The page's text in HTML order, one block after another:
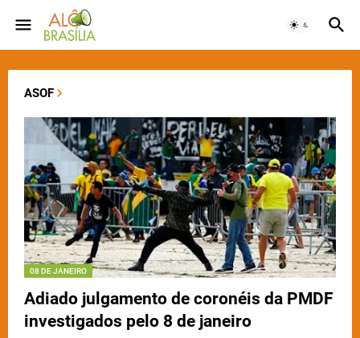
ASOF
08 DE JANEIRO
Adiado julgamento de coronéis da PMDF
investigados pelo 8 de janeiro